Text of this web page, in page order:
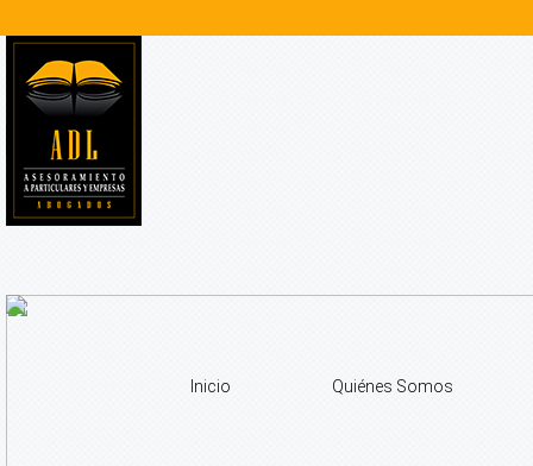
Inicio Quiénes Somos